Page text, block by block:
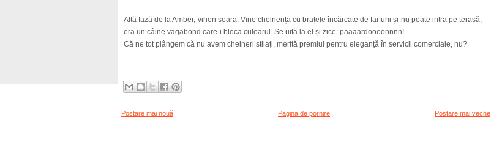
Altă fază de la Amber, vineri seara. Vine chelnerița cu brațele încărcate de farfurii și nu poate intra pe terasă,
era un câine vagabond care-i bloca culoarul. Se uită la el și zice: paaaardoooonnnn!
Că ne tot plângem că nu avem chelneri stilați, merită premiul pentru eleganță în servicii comerciale, nu?
Postare mai nouă Postare mai veche
Pagina de pornire